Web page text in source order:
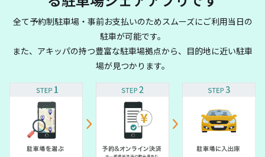
全て予約制駐車場・事前お支払いのためスムーズにご利用当日の
駐車が可能です。
また、アキッパの持つ豊富な駐車場拠点から、目的地に近い駐車
場が見つかります。